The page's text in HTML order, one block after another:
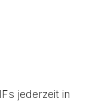
jederzeit in